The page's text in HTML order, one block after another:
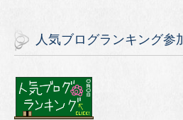
人気ブログランキング参